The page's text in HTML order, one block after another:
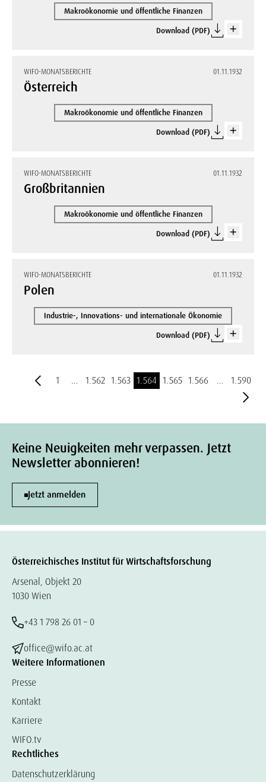
Makroökonomie und öffentliche Finanzen
Download (PDF)
WIFO-MONATSBERICHTE 01.11.1932
Österreich
Makroökonomie und öffentliche Finanzen
Download (PDF)
WIFO-MONATSBERICHTE 01.11.1932
Großbritannien
Makroökonomie und öffentliche Finanzen
Download (PDF)
WIFO-MONATSBERICHTE 01.11.1932
Polen
Industrie-, Innovations- und internationale Ökonomie
Download (PDF)
1 … 1.562 1.563 1.564 1.565 1.566 … 1.590
Keine Neuigkeiten mehr verpassen. Jetzt
Newsletter abonnieren!
Jetzt anmelden
Österreichisches Institut für Wirtschaftsforschung
Arsenal, Objekt 20
1030 Wien
+43 1 798 26 01 – 0
office@wifo.ac.at
Weitere Informationen
Presse
Kontakt
Karriere
WIFO.tv
Rechtliches
Datenschutzerklärung